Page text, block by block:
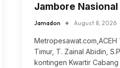
Jambore
Jamadon August 8, 2026
Metropesawat.com,ACEH
Timur, T. Zainal Abidin,
kontingen Kwartir